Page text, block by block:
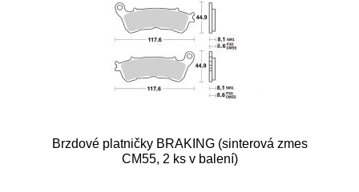
Brzdové platničky BRAKING (sinterová zmes
CM55, 2 ks v balení)